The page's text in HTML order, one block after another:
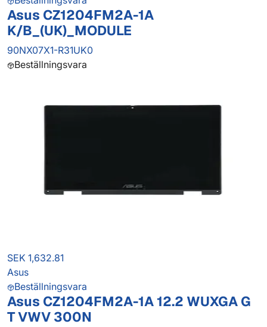
Asus CZ1204FM2A-1A
K/B_(UK)_MODULE
90NX07X1-R31UK0
Beställningsvara
SEK 1,632.81
Asus
Beställningsvara
Asus CZ1204FM2A-1A 12.2 WUXGA G
T VWV 300N